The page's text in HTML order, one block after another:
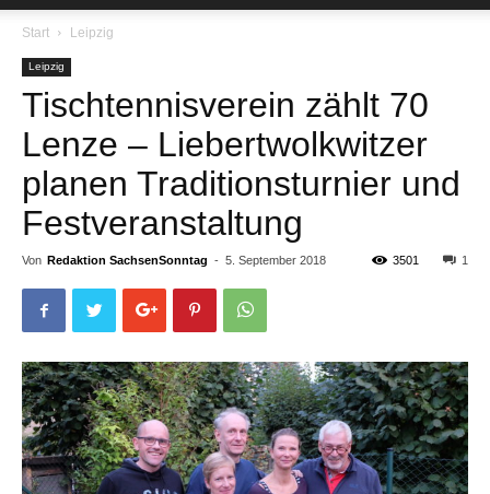
Start Leipzig
Leipzig
Tischtennisverein zählt 70
Lenze – Liebertwolkwitzer
planen Traditionsturnier und
Festveranstaltung
Von Redaktion SachsenSonntag - 5. September 2018 1
3501